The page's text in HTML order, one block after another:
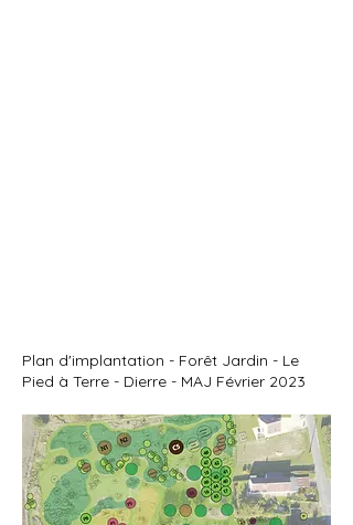
Plan d'implantation - Forêt Jardin - Le
Pied à Terre - Dierre - MAJ Février 2023